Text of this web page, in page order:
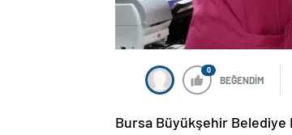
0
BEĞENDİM
Bursa Büyükşehir Belediye